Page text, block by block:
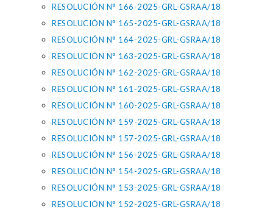
RESOLUCIÓN N° 166-2025-GRL-GSRAA/18
RESOLUCIÓN N° 165-2025-GRL-GSRAA/18
RESOLUCIÓN N° 164-2025-GRL-GSRAA/18
RESOLUCIÓN N° 163-2025-GRL-GSRAA/18
RESOLUCIÓN N° 162-2025-GRL-GSRAA/18
RESOLUCIÓN N° 161-2025-GRL-GSRAA/18
RESOLUCIÓN N° 160-2025-GRL-GSRAA/18
RESOLUCIÓN N° 159-2025-GRL-GSRAA/18
RESOLUCIÓN N° 157-2025-GRL-GSRAA/18
RESOLUCIÓN N° 156-2025-GRL-GSRAA/18
RESOLUCIÓN N° 154-2025-GRL-GSRAA/18
RESOLUCIÓN N° 153-2025-GRL-GSRAA/18
RESOLUCIÓN N° 152-2025-GRL-GSRAA/18